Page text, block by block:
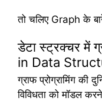
तो चलिए Graph के
डेटा स्ट्रक्चर में
in Data
ग्राफ प्रोग्रामिंग की
विविधता को मॉडल